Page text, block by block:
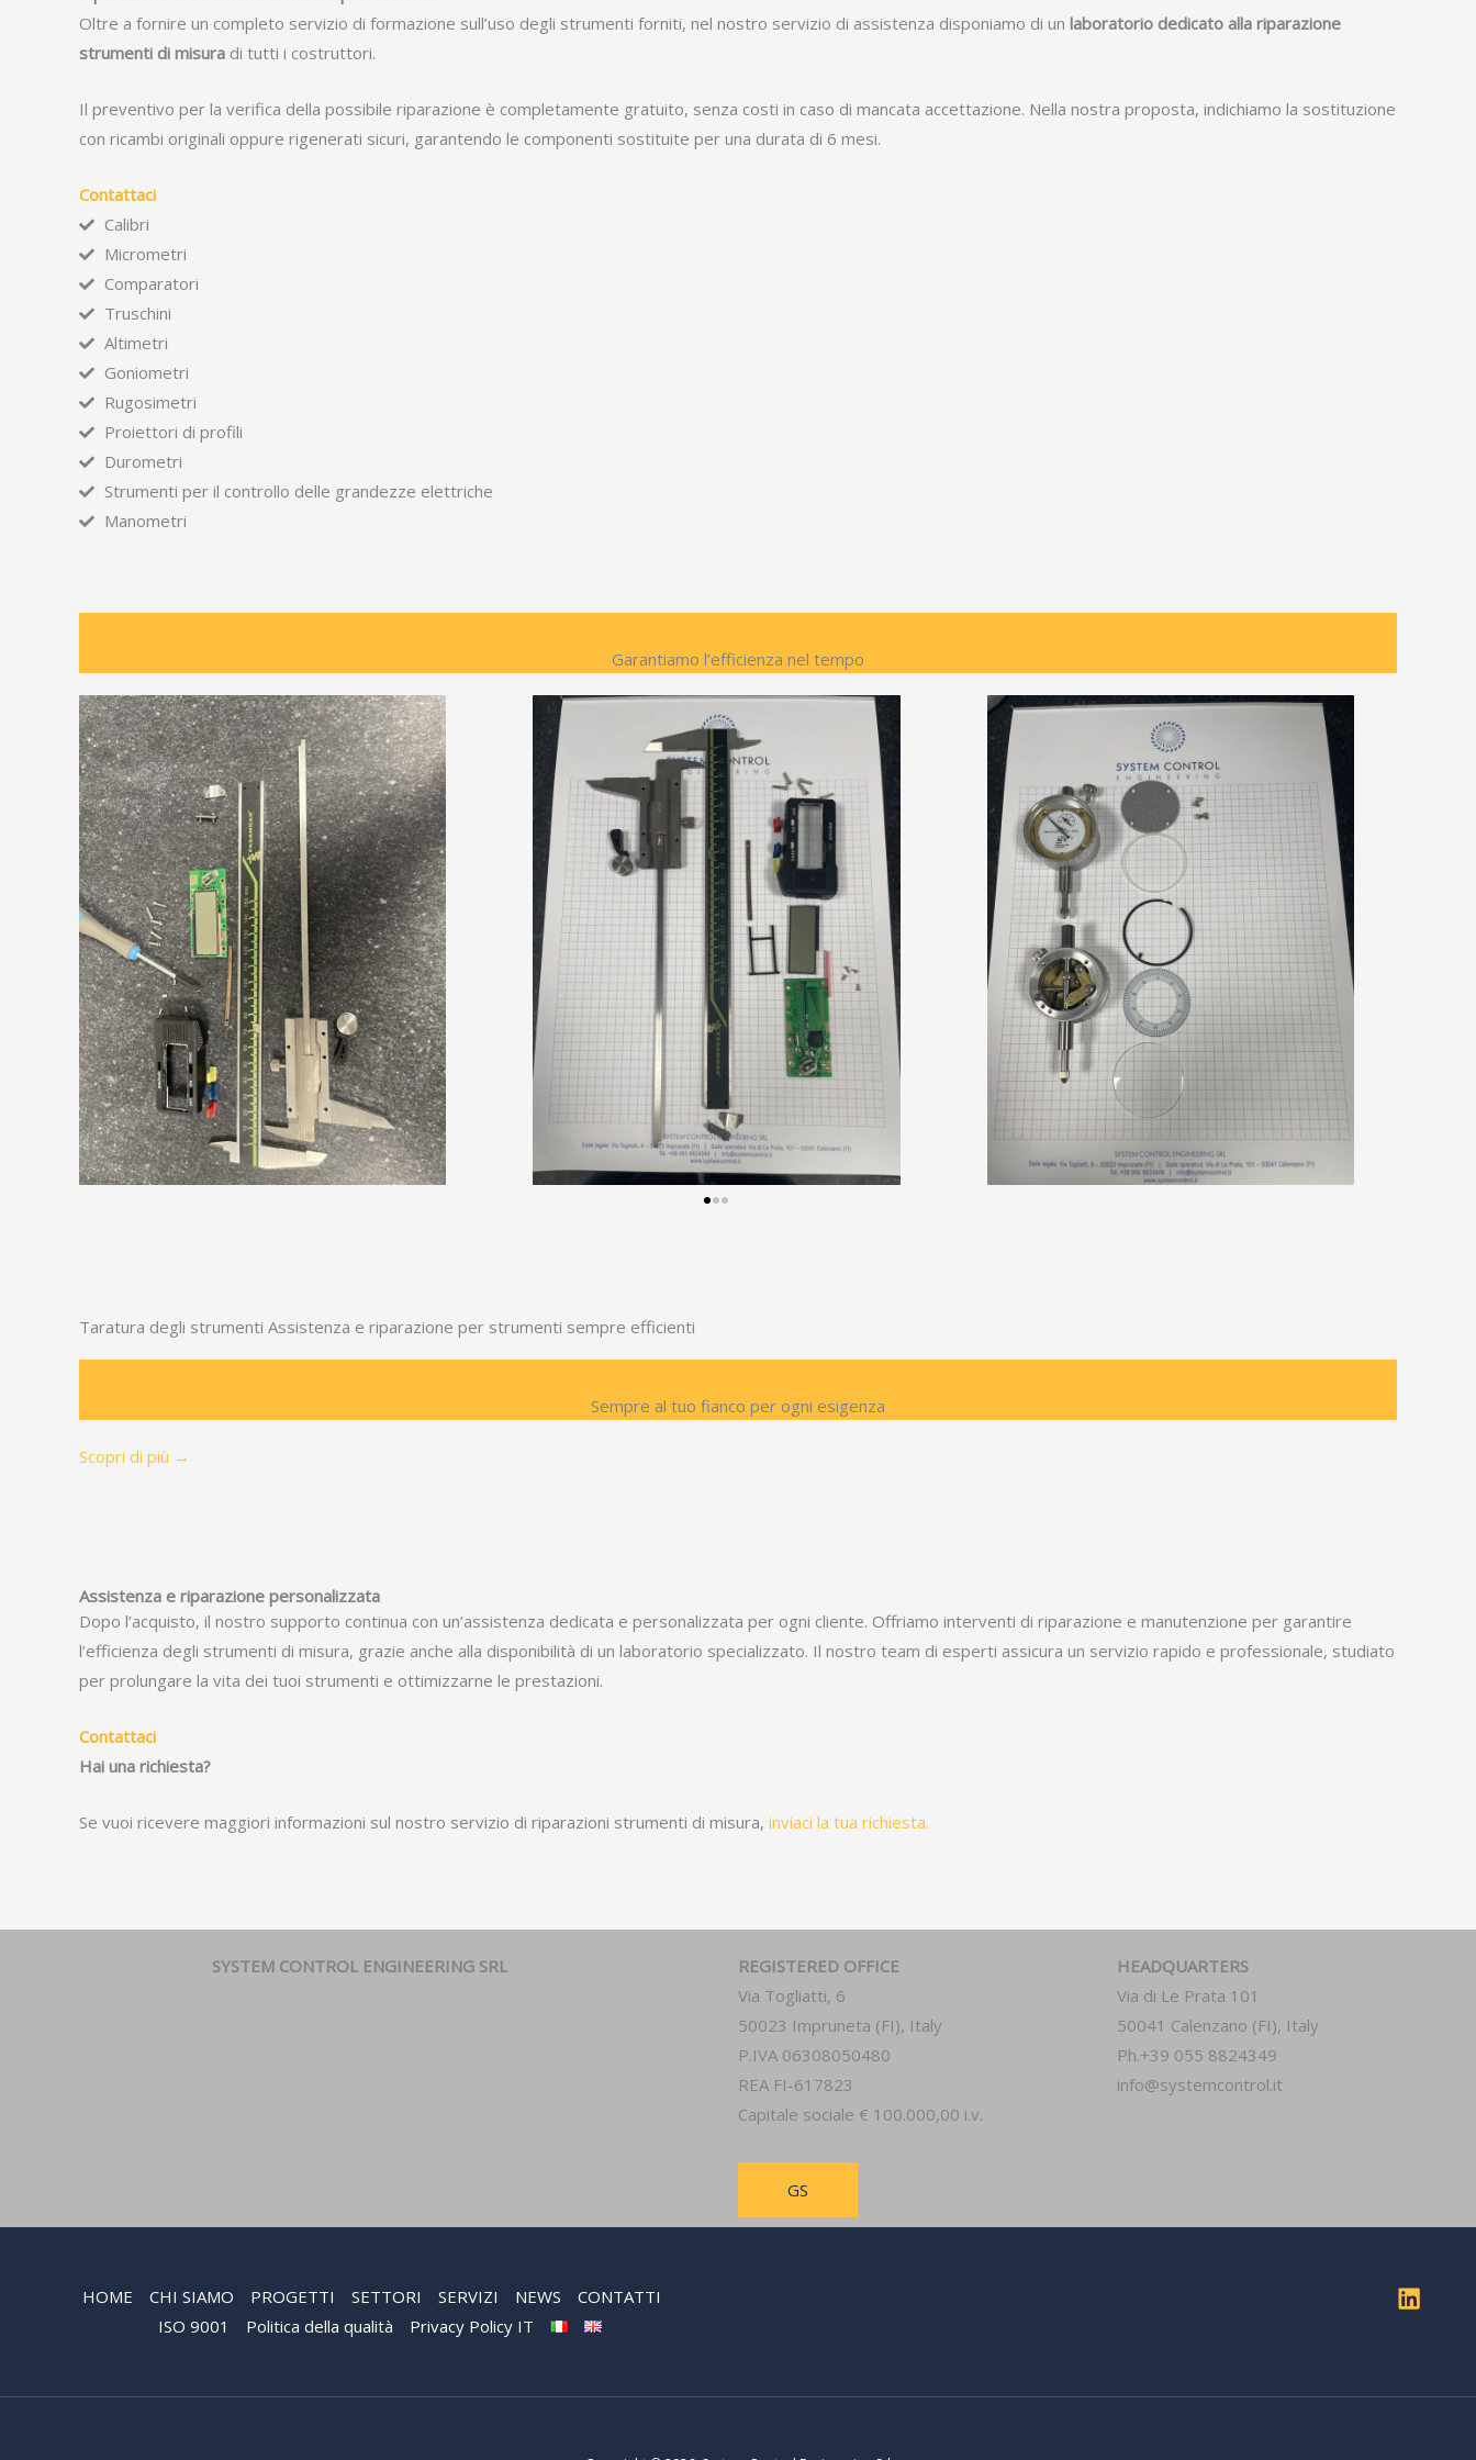
Oltre a fornire un completo servizio di formazione sull’uso degli strumenti forniti, nel nostro servizio di assistenza disponiamo di un laboratorio dedicato alla riparazione
strumenti di misura di tutti i costruttori.
Il preventivo per la verifica della possibile riparazione è completamente gratuito, senza costi in caso di mancata accettazione. Nella nostra proposta, indichiamo la sostituzione
con ricambi originali oppure rigenerati sicuri, garantendo le componenti sostituite per una durata di 6 mesi.
Contattaci
Calibri
Micrometri
Comparatori
Truschini
Altimetri
Goniometri
Rugosimetri
Proiettori di profili
Durometri
Strumenti per il controllo delle grandezze elettriche
Manometri
Garantiamo l’efficienza nel tempo
Taratura degli strumenti Assistenza e riparazione per strumenti sempre efficienti
Sempre al tuo fianco per ogni esigenza
Scopri di più →
Assistenza e riparazione personalizzata
Dopo l’acquisto, il nostro supporto continua con un’assistenza dedicata e personalizzata per ogni cliente. Offriamo interventi di riparazione e manutenzione per garantire
l’efficienza degli strumenti di misura, grazie anche alla disponibilità di un laboratorio specializzato. Il nostro team di esperti assicura un servizio rapido e professionale, studiato
per prolungare la vita dei tuoi strumenti e ottimizzarne le prestazioni.
Contattaci
Hai una richiesta?
Se vuoi ricevere maggiori informazioni sul nostro servizio di riparazioni strumenti di misura, inviaci la tua richiesta.
SYSTEM CONTROL ENGINEERING SRL
REGISTERED OFFICE
Via Togliatti, 6
50023 Impruneta (FI), Italy
P.IVA 06308050480
REA FI-617823
Capitale sociale € 100.000,00 i.v.
GS
HEADQUARTERS
Via di Le Prata 101
50041 Calenzano (FI), Italy
Ph.+39 055 8824349
info@systemcontrol.it
HOME CHI SIAMO PROGETTI SETTORI SERVIZI NEWS
CONTATTI
ISO 9001
Politica della qualità Privacy Policy IT